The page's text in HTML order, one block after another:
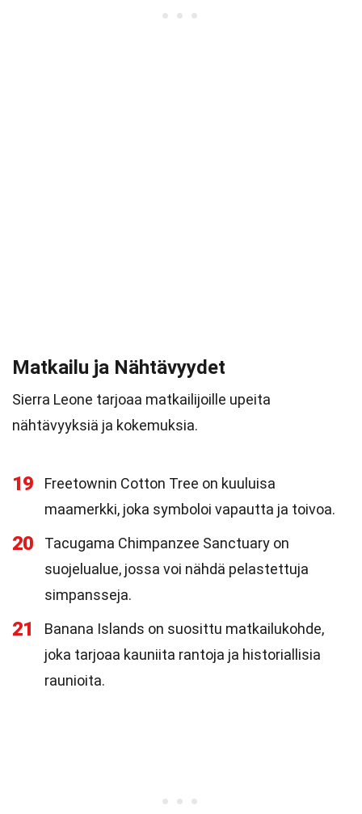
Matkailu ja Nähtävyydet
Sierra Leone tarjoaa matkailijoille upeita
nähtävyyksiä ja kokemuksia.
19
Freetownin Cotton Tree on kuuluisa
maamerkki, joka symboloi vapautta ja toivoa.
20
Tacugama Chimpanzee Sanctuary on
suojelualue, jossa voi nähdä pelastettuja
simpansseja.
21
Banana Islands on suosittu matkailukohde,
joka tarjoaa kauniita rantoja ja historiallisia
raunioita.